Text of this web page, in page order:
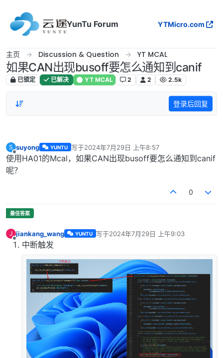
YunTu Forum
YTMicro.com
主页 Discussion & Question YT MCAL
如果CAN出现busoff要怎么通知到canif
已锁定 已解决 YT MCAL 2 2 2.5k
登录后回复
S
离线
suyong YUNTU 写于2024年7月29日 上午8:57
最后由 编辑
使用HA01的Mcal，如果CAN出现busoff要怎么通知到canif
呢？
0
J
离线
jiankang_wang YUNTU 写于2024年7月29日 上午9:03
最后由 编辑
中断触发